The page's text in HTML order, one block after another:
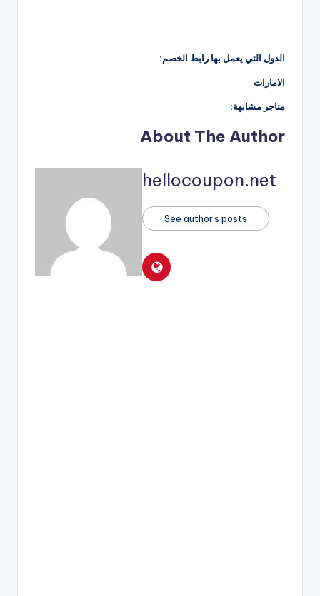
الدول التي يعمل بها رابط الخصم:
الامارات
متاجر مشابهة:
About The Author
hellocoupon.net
See author's posts